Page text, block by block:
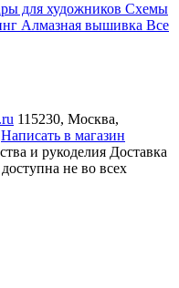
для художников Схемы
Алмазная вышивка Все
115230, Москва,
Написать в магазин
и рукоделия Доставка
не во всех